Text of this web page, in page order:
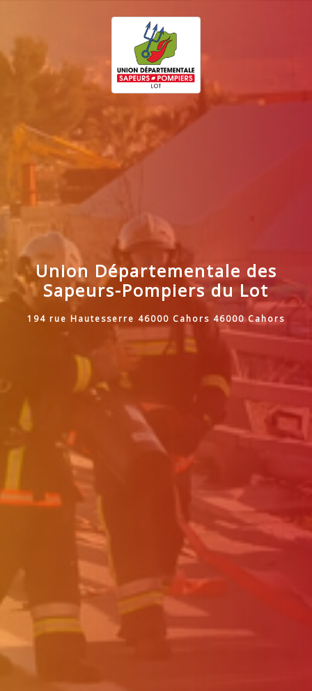
Union Départementale des
Sapeurs-Pompiers du Lot
194 rue Hautesserre 46000 Cahors 46000 Cahors